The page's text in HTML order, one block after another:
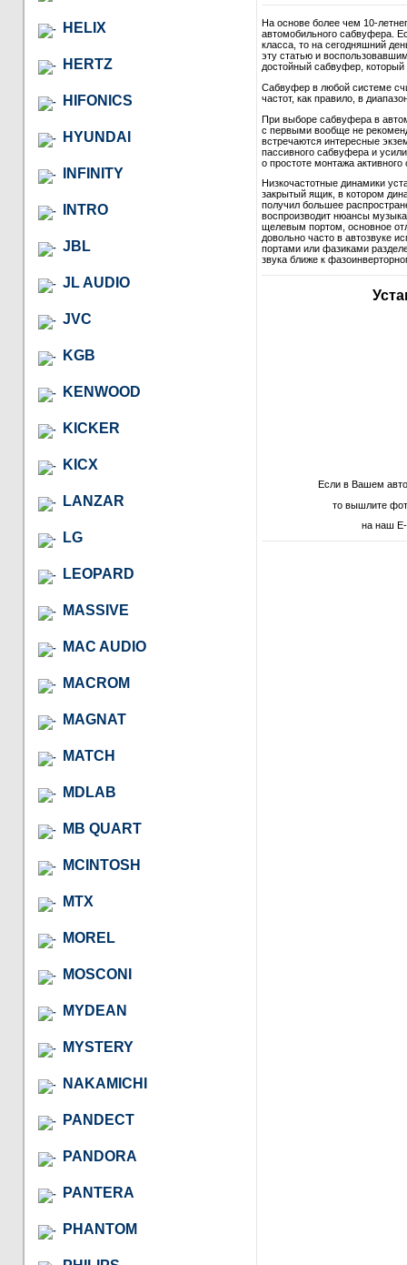
HELIX
HERTZ
HIFONICS
HYUNDAI
INFINITY
INTRO
JBL
JL AUDIO
JVC
KGB
KENWOOD
KICKER
KICX
LANZAR
LG
LEOPARD
MASSIVE
MAC AUDIO
MACROM
MAGNAT
MATCH
MDLAB
MB QUART
MCINTOSH
MTX
MOREL
MOSCONI
MYDEAN
MYSTERY
NAKAMICHI
PANDECT
PANDORA
PANTERA
PHANTOM
На основе более чем 10-
автомобильного сабвуфера.
класса, то на сегодняшний
эту статью и
достойный сабвуфер, который
Сабвуфер в любой системе
частот, как правило, в
При выборе сабвуфера в
с первыми вообще не
встречаются интересные
пассивного сабвуфера и
о простоте монтажа
Низкочастотные динамики
закрытый ящик, в котором
получил большее
воспроизводит нюансы
щелевым портом, основное
довольно часто в автозвуке
портами или фазиками
звука ближе к
Если в Вашем
то вышлите
на наш